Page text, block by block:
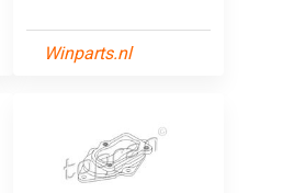
Winparts.nl